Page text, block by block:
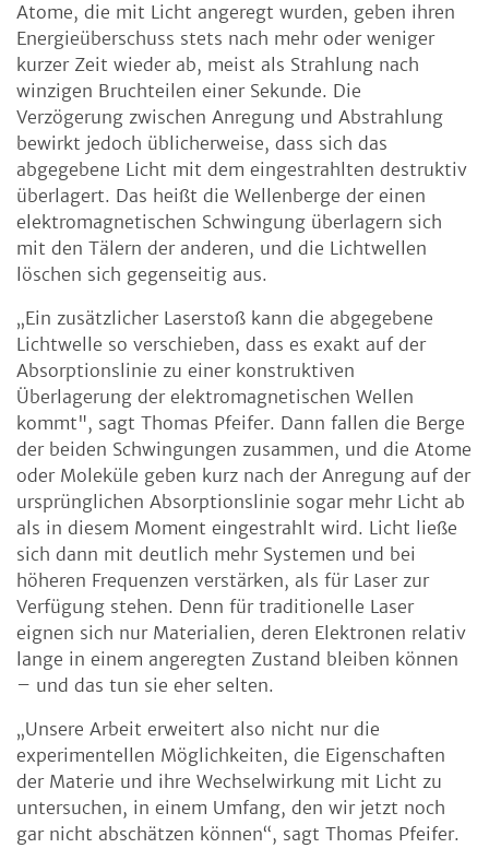
Atome, die mit Licht angeregt wurden, geben ihren
Energieüberschuss stets nach mehr oder weniger
kurzer Zeit wieder ab, meist als Strahlung nach
winzigen Bruchteilen einer Sekunde. Die
Verzögerung zwischen Anregung und Abstrahlung
bewirkt jedoch üblicherweise, dass sich das
abgegebene Licht mit dem eingestrahlten destruktiv
überlagert. Das heißt die Wellenberge der einen
elektromagnetischen Schwingung überlagern sich
mit den Tälern der anderen, und die Lichtwellen
löschen sich gegenseitig aus.
„Ein zusätzlicher Laserstoß kann die abgegebene
Lichtwelle so verschieben, dass es exakt auf der
Absorptionslinie zu einer konstruktiven
Überlagerung der elektromagnetischen Wellen
kommt", sagt Thomas Pfeifer. Dann fallen die Berge
der beiden Schwingungen zusammen, und die Atome
oder Moleküle geben kurz nach der Anregung auf der
ursprünglichen Absorptionslinie sogar mehr Licht ab
als in diesem Moment eingestrahlt wird. Licht ließe
sich dann mit deutlich mehr Systemen und bei
höheren Frequenzen verstärken, als für Laser zur
Verfügung stehen. Denn für traditionelle Laser
eignen sich nur Materialien, deren Elektronen relativ
lange in einem angeregten Zustand bleiben können
– und das tun sie eher selten.
„Unsere Arbeit erweitert also nicht nur die
experimentellen Möglichkeiten, die Eigenschaften
der Materie und ihre Wechselwirkung mit Licht zu
untersuchen, in einem Umfang, den wir jetzt noch
gar nicht abschätzen können“, sagt Thomas Pfeifer.